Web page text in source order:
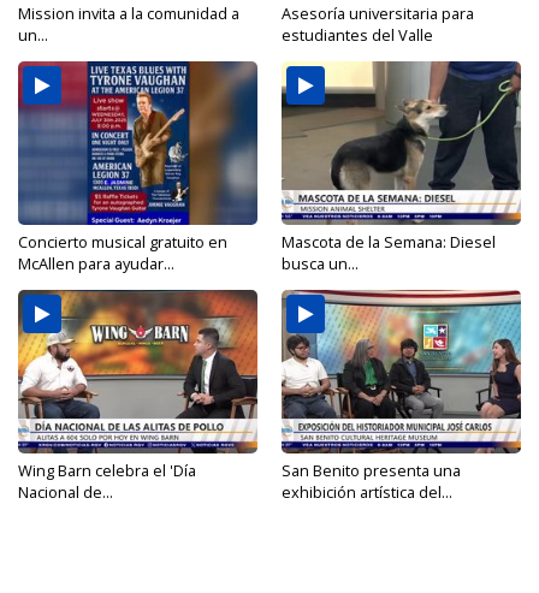
Mission invita a la comunidad a
un...
Asesoría universitaria para
estudiantes del Valle
Concierto musical gratuito en
McAllen para ayudar...
Mascota de la Semana: Diesel
busca un...
Wing Barn celebra el 'Día
Nacional de...
San Benito presenta una
exhibición artística del...